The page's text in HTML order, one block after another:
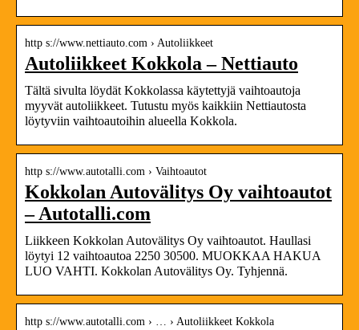
http s://www.nettiauto.com › Autoliikkeet
Autoliikkeet Kokkola – Nettiauto
Tältä sivulta löydät Kokkolassa käytettyjä vaihtoautoja
myyvät autoliikkeet. Tutustu myös kaikkiin Nettiautosta
löytyviin vaihtoautoihin alueella Kokkola.
http s://www.autotalli.com › Vaihtoautot
Kokkolan Autovälitys Oy vaihtoautot
– Autotalli.com
Liikkeen Kokkolan Autovälitys Oy vaihtoautot. Haullasi
löytyi 12 vaihtoautoa 2250 30500. MUOKKAA HAKUA
LUO VAHTI. Kokkolan Autovälitys Oy. Tyhjennä.
http s://www.autotalli.com › … › Autoliikkeet Kokkola